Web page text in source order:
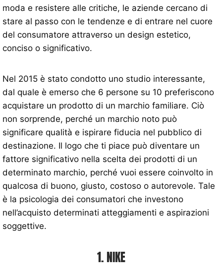
moda e resistere alle critiche, le aziende cercano di
stare al passo con le tendenze e di entrare nel cuore
del consumatore attraverso un design estetico,
conciso o significativo.
Nel 2015 è stato condotto uno studio interessante,
dal quale è emerso che 6 persone su 10 preferiscono
acquistare un prodotto di un marchio familiare. Ciò
non sorprende, perché un marchio noto può
significare qualità e ispirare fiducia nel pubblico di
destinazione. Il logo che ti piace può diventare un
fattore significativo nella scelta dei prodotti di un
determinato marchio, perché vuoi essere coinvolto in
qualcosa di buono, giusto, costoso o autorevole. Tale
è la psicologia dei consumatori che investono
nell’acquisto determinati atteggiamenti e aspirazioni
soggettive.
1. NIKE